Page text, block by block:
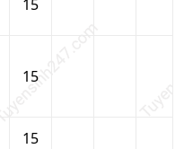
15
15
15